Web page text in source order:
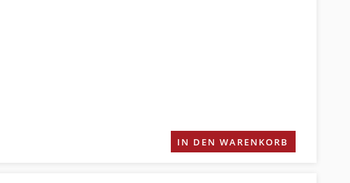
IN DEN WARENKORB